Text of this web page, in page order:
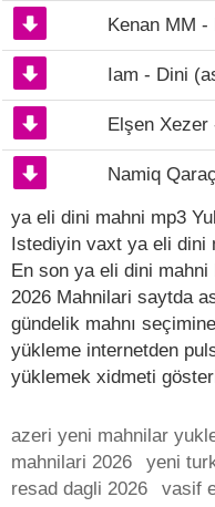
Kenan MM -
Iam - Dini
Elşen
Namiq
ya eli dini mahni mp3
Istediyin vaxt ya eli dini
En son ya eli dini
2026 Mahnilari saytda
gündelik mahnı
yükleme internetden
yüklemek xidmeti
azeri yeni mahnilar
mahnilari 2026
yeni
resad dagli 2026
vasif